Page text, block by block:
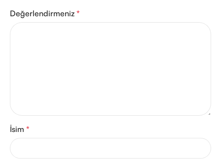
Değerlendirmeniz *
İsim *